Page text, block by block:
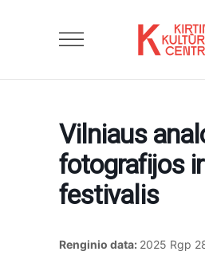
Vilniaus
fotografijos
festivalis
Renginio data: 2025 Rgp